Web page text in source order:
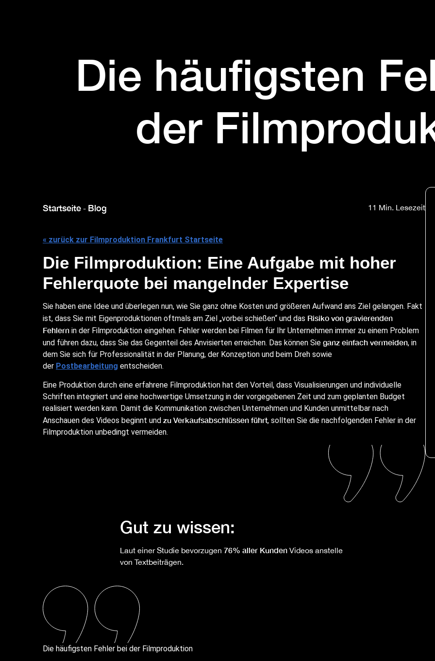
Die häufigsten
der
Startseite - Blog 11 Min. Lesezeit
« zurück zur Filmproduktion Frankfurt Startseite
Die Filmproduktion: Eine Aufgabe mit hoher
Fehlerquote bei mangelnder Expertise
Sie haben eine Idee und überlegen nun, wie Sie ganz ohne Kosten und größeren Aufwand ans Ziel gelangen. Fakt
ist, dass Sie mit Eigenproduktionen oftmals am Ziel „vorbei schießen“ und das Risiko von gravierenden
Fehlern in der Filmproduktion eingehen. Fehler werden bei Filmen für Ihr Unternehmen immer zu einem Problem
und führen dazu, dass Sie das Gegenteil des Anvisierten erreichen. Das können Sie ganz einfach vermeiden, in
dem Sie sich für Professionalität in der Planung, der Konzeption und beim Dreh sowie
der Postbearbeitung entscheiden.
Eine Produktion durch eine erfahrene Filmproduktion hat den Vorteil, dass Visualisierungen und individuelle
Schriften integriert und eine hochwertige Umsetzung in der vorgegebenen Zeit und zum geplanten Budget
realisiert werden kann. Damit die Kommunikation zwischen Unternehmen und Kunden unmittelbar nach
Anschauen des Videos beginnt und zu Verkaufsabschlüssen führt, sollten Sie die nachfolgenden Fehler in der
Filmproduktion unbedingt vermeiden.
Gut zu wissen:
Laut einer Studie bevorzugen 76% aller Kunden Videos anstelle
von Textbeiträgen.
Die häufigsten Fehler bei der Filmproduktion